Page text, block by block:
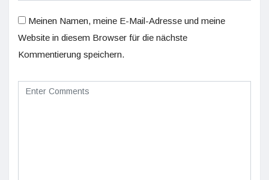
Meinen Namen, meine E-Mail-Adresse und meine
Website in diesem Browser für die nächste
Kommentierung speichern.